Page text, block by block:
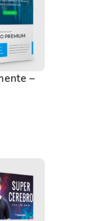
–